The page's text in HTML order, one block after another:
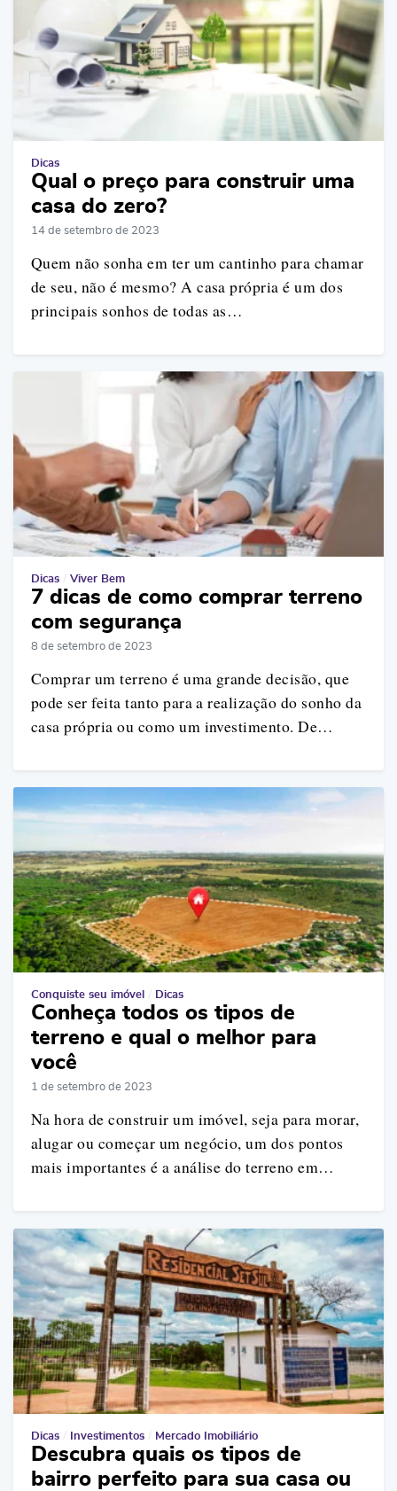
Dicas
Qual o preço para construir uma
casa do zero?
14 de setembro de 2023
Quem não sonha em ter um cantinho para chamar
de seu, não é mesmo? A casa própria é um dos
principais sonhos de todas as…
Dicas Viver Bem
7 dicas de como comprar terreno
com segurança
8 de setembro de 2023
Comprar um terreno é uma grande decisão, que
pode ser feita tanto para a realização do sonho da
casa própria ou como um investimento. De…
Conquiste seu imóvel Dicas
Conheça todos os tipos de
terreno e qual o melhor para
você
1 de setembro de 2023
Na hora de construir um imóvel, seja para morar,
alugar ou começar um negócio, um dos pontos
mais importantes é a análise do terreno em…
Dicas Investimentos Mercado Imobiliário
Descubra quais os tipos de
bairro perfeito para sua casa ou